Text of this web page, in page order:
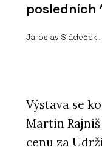
posledních
Jaroslav Sládeček
Výstava se
Martin
cenu za